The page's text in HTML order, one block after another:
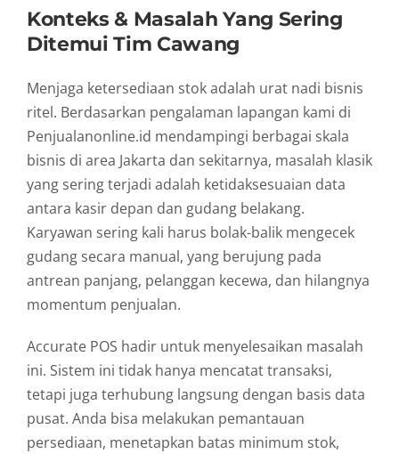
Konteks & Masalah Yang Sering
Ditemui Tim Cawang
Menjaga ketersediaan stok adalah urat nadi bisnis
ritel. Berdasarkan pengalaman lapangan kami di
Penjualanonline.id mendampingi berbagai skala
bisnis di area Jakarta dan sekitarnya, masalah klasik
yang sering terjadi adalah ketidaksesuaian data
antara kasir depan dan gudang belakang.
Karyawan sering kali harus bolak-balik mengecek
gudang secara manual, yang berujung pada
antrean panjang, pelanggan kecewa, dan hilangnya
momentum penjualan.
Accurate POS hadir untuk menyelesaikan masalah
ini. Sistem ini tidak hanya mencatat transaksi,
tetapi juga terhubung langsung dengan basis data
pusat. Anda bisa melakukan pemantauan
persediaan, menetapkan batas minimum stok,